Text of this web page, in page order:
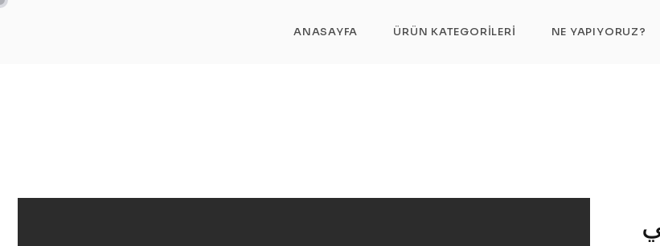
ANASAYFA ÜRÜN KATEGORILERI NE YAPIYORUZ?